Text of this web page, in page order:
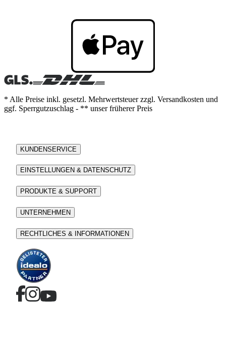
* Alle Preise inkl. gesetzl. Mehrwertsteuer zzgl. Versandkosten und
ggf. Sperrgutzuschlag - ** unser früherer Preis
KUNDENSERVICE
EINSTELLUNGEN & DATENSCHUTZ
PRODUKTE & SUPPORT
UNTERNEHMEN
RECHTLICHES & INFORMATIONEN